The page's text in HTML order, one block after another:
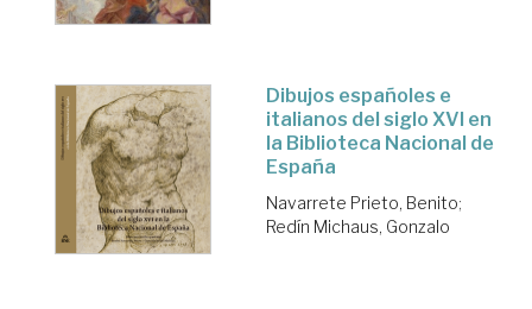
Dibujos españoles e
italianos del siglo XVI en
la Biblioteca Nacional de
España
Navarrete Prieto, Benito;
Redín Michaus, Gonzalo